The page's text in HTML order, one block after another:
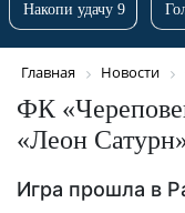
Накопи удачу 9
Главная Новости
ФК
«Леон
Игра прошла в